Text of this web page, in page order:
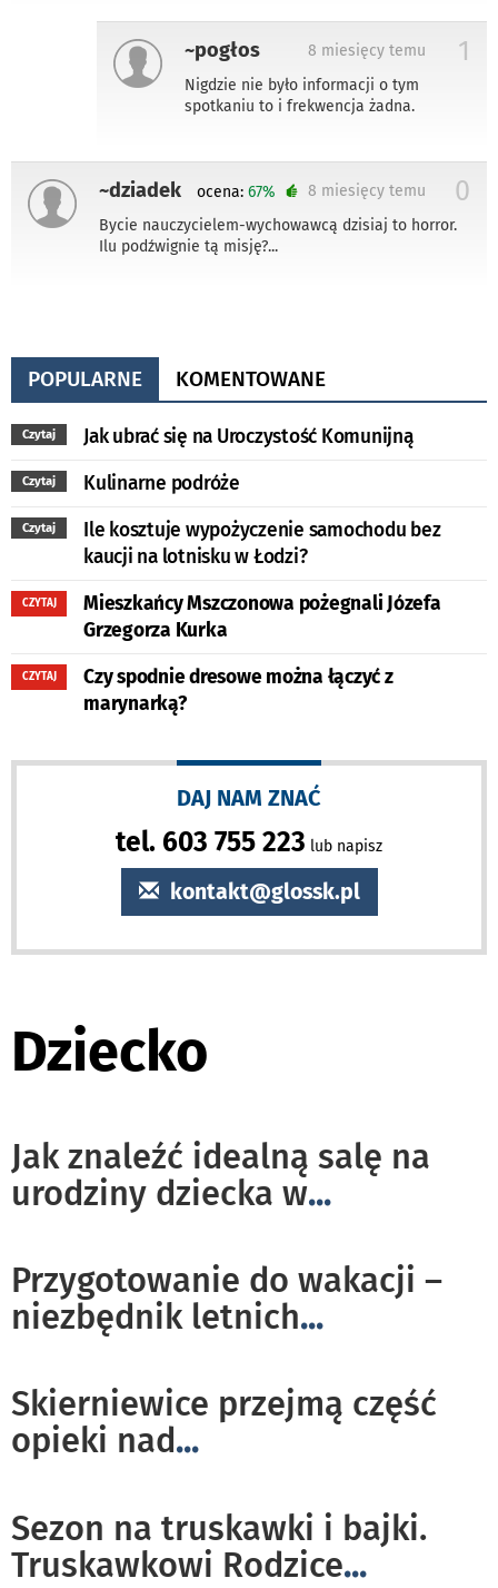
~pogłos 1
8 miesięcy temu
Nigdzie nie było informacji o tym
spotkaniu to i frekwencja żadna.
~dziadek 0
8 miesięcy temu
ocena: 67%
Bycie nauczycielem-wychowawcą dzisiaj to horror.
Ilu podźwignie tą misję?...
POPULARNE KOMENTOWANE
Czytaj Jak ubrać się na Uroczystość Komunijną
Czytaj Kulinarne podróże
Czytaj
Ile kosztuje wypożyczenie samochodu bez
kaucji na lotnisku w Łodzi?
CZYTAJ
Mieszkańcy Mszczonowa pożegnali Józefa
Grzegorza Kurka
CZYTAJ
Czy spodnie dresowe można łączyć z
marynarką?
DAJ NAM ZNAĆ
tel. 603 755 223 lub napisz
kontakt@glossk.pl
Dziecko
Jak znaleźć idealną salę na
urodziny dziecka w...
Przygotowanie do wakacji –
niezbędnik letnich...
Skierniewice przejmą część
opieki nad...
Sezon na truskawki i bajki.
Truskawkowi Rodzice...